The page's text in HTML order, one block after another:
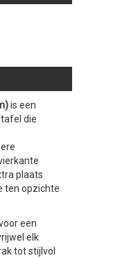
is een
die
plaats
ten opzichte
een
elk
tot stijlvol